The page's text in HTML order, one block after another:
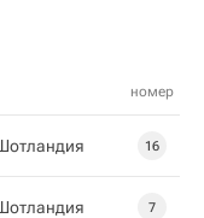
номер
16
7